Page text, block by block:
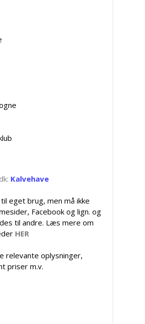
Kalvehave
eget brug, men må ikke
Facebook og lign. og
til andre. Læs mere om
HER
relevante oplysninger,
priser m.v.